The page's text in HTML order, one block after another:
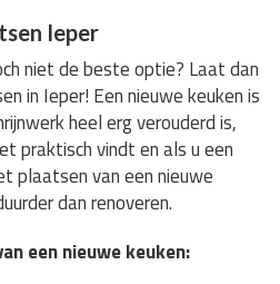
Ieper
niet de beste optie? Laat dan
in Ieper! Een nieuwe keuken is
heel erg verouderd is,
praktisch vindt en als u een
plaatsen van een nieuwe
dan renoveren.
een nieuwe keuken: